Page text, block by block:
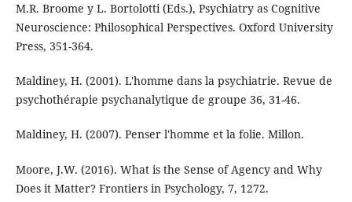
M.R. Broome y L. Bortolotti (Eds.), Psychiatry as Cognitive
Neuroscience: Philosophical Perspectives. Oxford University
Press, 351-364.
Maldiney, H. (2001). L'homme dans la psychiatrie. Revue de
psychothérapie psychanalytique de groupe 36, 31-46.
Maldiney, H. (2007). Penser l'homme et la folie. Millon.
Moore, J.W. (2016). What is the Sense of Agency and Why
Does it Matter? Frontiers in Psychology, 7, 1272.